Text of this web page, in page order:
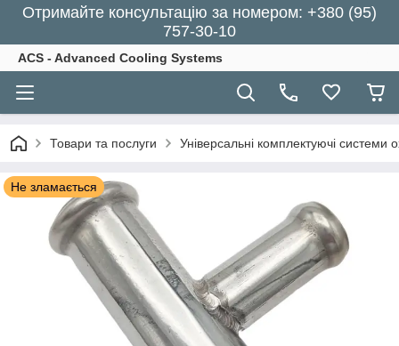
Отримайте консультацію за номером: +380 (95)
757-30-10
ACS - Advanced Cooling Systems
Товари та послуги Універсальні комплектуючі системи
Не зламається